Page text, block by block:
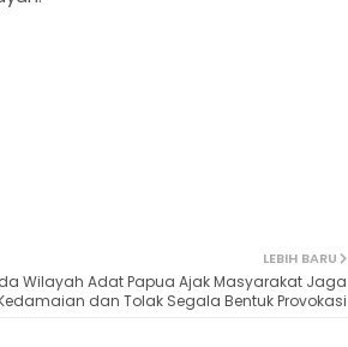
LEBIH BARU
Wilayah Adat Papua Ajak Masyarakat Jaga
dan Tolak Segala Bentuk Provokasi